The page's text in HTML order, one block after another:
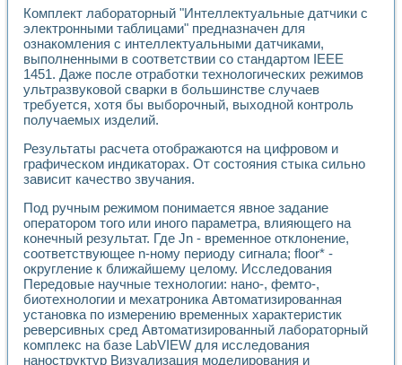
Обратный маятник
Устройство для изучения основ интерфейсов обмена по
Лабораторный практикум: изучение адиабатического
Стенд для исследования электрических переходных
Система статистической обработки результатов
Автоматизация лазерно-плазменных измерений с
Модельно-измерительный комплекс. Назначение. Состав.
Использование технологий NATIONAL INSTRUMENTS
Учебный практикум "Спектральный и корреляционный
Учебный стенд для исследования принципа действия
Оборудование и программное обеспечение учебных
Управление роботом ТУР-10 средствами LabVIEW
Аппаратно-программный комплекс для исследования
Автоматизированный дистанционный лабораторный
Исследование возможности реставрации одномерных
Использование технологий NATIONAL INSTRUMENTS в
Разработка модификаций алгоритма полигармонической
Учебный стенд для исследования принципа действия
Виртуальная система поддержки принимаемых решений в
Преемственность дисциплин «Моделирование систем» и
Комплект лабораторный "Интеллектуальные датчики с
электронными таблицами" предназначен для
ознакомления с интеллектуальными датчиками,
выполненными в соответствии со стандартом IEEE
1451. Даже после отработки технологических режимов
ультразвуковой сварки в большинстве случаев
требуется, хотя бы выборочный, выходной контроль
получаемых изделий.
Результаты расчета отображаются на цифровом и
графическом индикаторах. От состояния стыка сильно
зависит качество звучания.
Под ручным режимом понимается явное задание
оператором того или иного параметра, влияющего на
конечный результат. Где Jn - временное отклонение,
соответствующее n-ному периоду сигнала; floor* -
округление к ближайшему целому. Исследования
Передовые научные технологии: нано-, фемто-,
биотехнологии и мехатроника Автоматизированная
установка по измерению временных характеристик
реверсивных сред Автоматизированный лабораторный
комплекс на базе LabVIEW для исследования
наноструктур Визуализация моделирования и